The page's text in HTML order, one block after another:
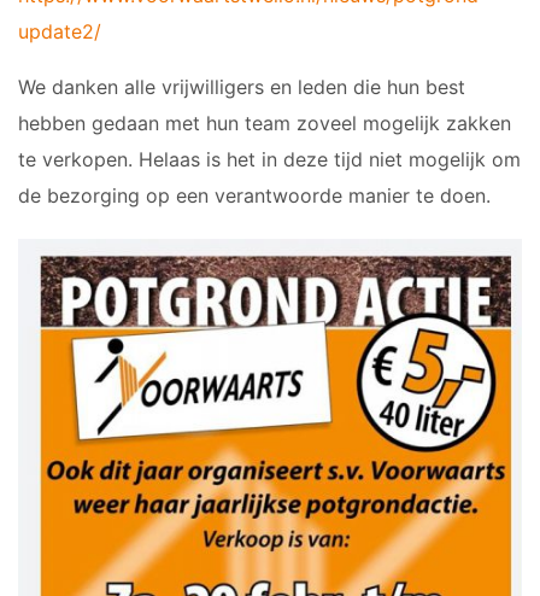
update2/
We danken alle vrijwilligers en leden die hun best
hebben gedaan met hun team zoveel mogelijk zakken
te verkopen. Helaas is het in deze tijd niet mogelijk om
de bezorging op een verantwoorde manier te doen.